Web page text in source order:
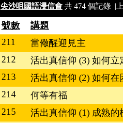
尖沙咀國語浸信會 共 474 個記錄 |
號數 講題
211
當儆醒迎見主
212
活出真信仰 (3) 如何立
213
活出真信仰 (2) 如何在
214
何等有福
215
活出真信仰 (1) 成熟的